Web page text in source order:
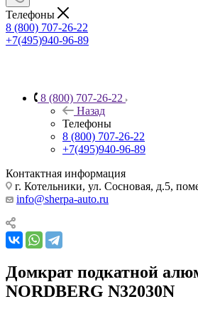
Телефоны
8 (800) 707-26-22
+7(495)940-96-89
8 (800) 707-26-22
Назад
Телефоны
8 (800) 707-26-22
+7(495)940-96-89
Контактная информация
г. Котельники, ул. Сосновая, д.5,
info@sherpa-auto.ru
Домкрат подкатной
NORDBERG N32030N